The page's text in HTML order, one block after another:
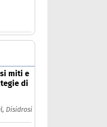
miti e
di
Disidrosi